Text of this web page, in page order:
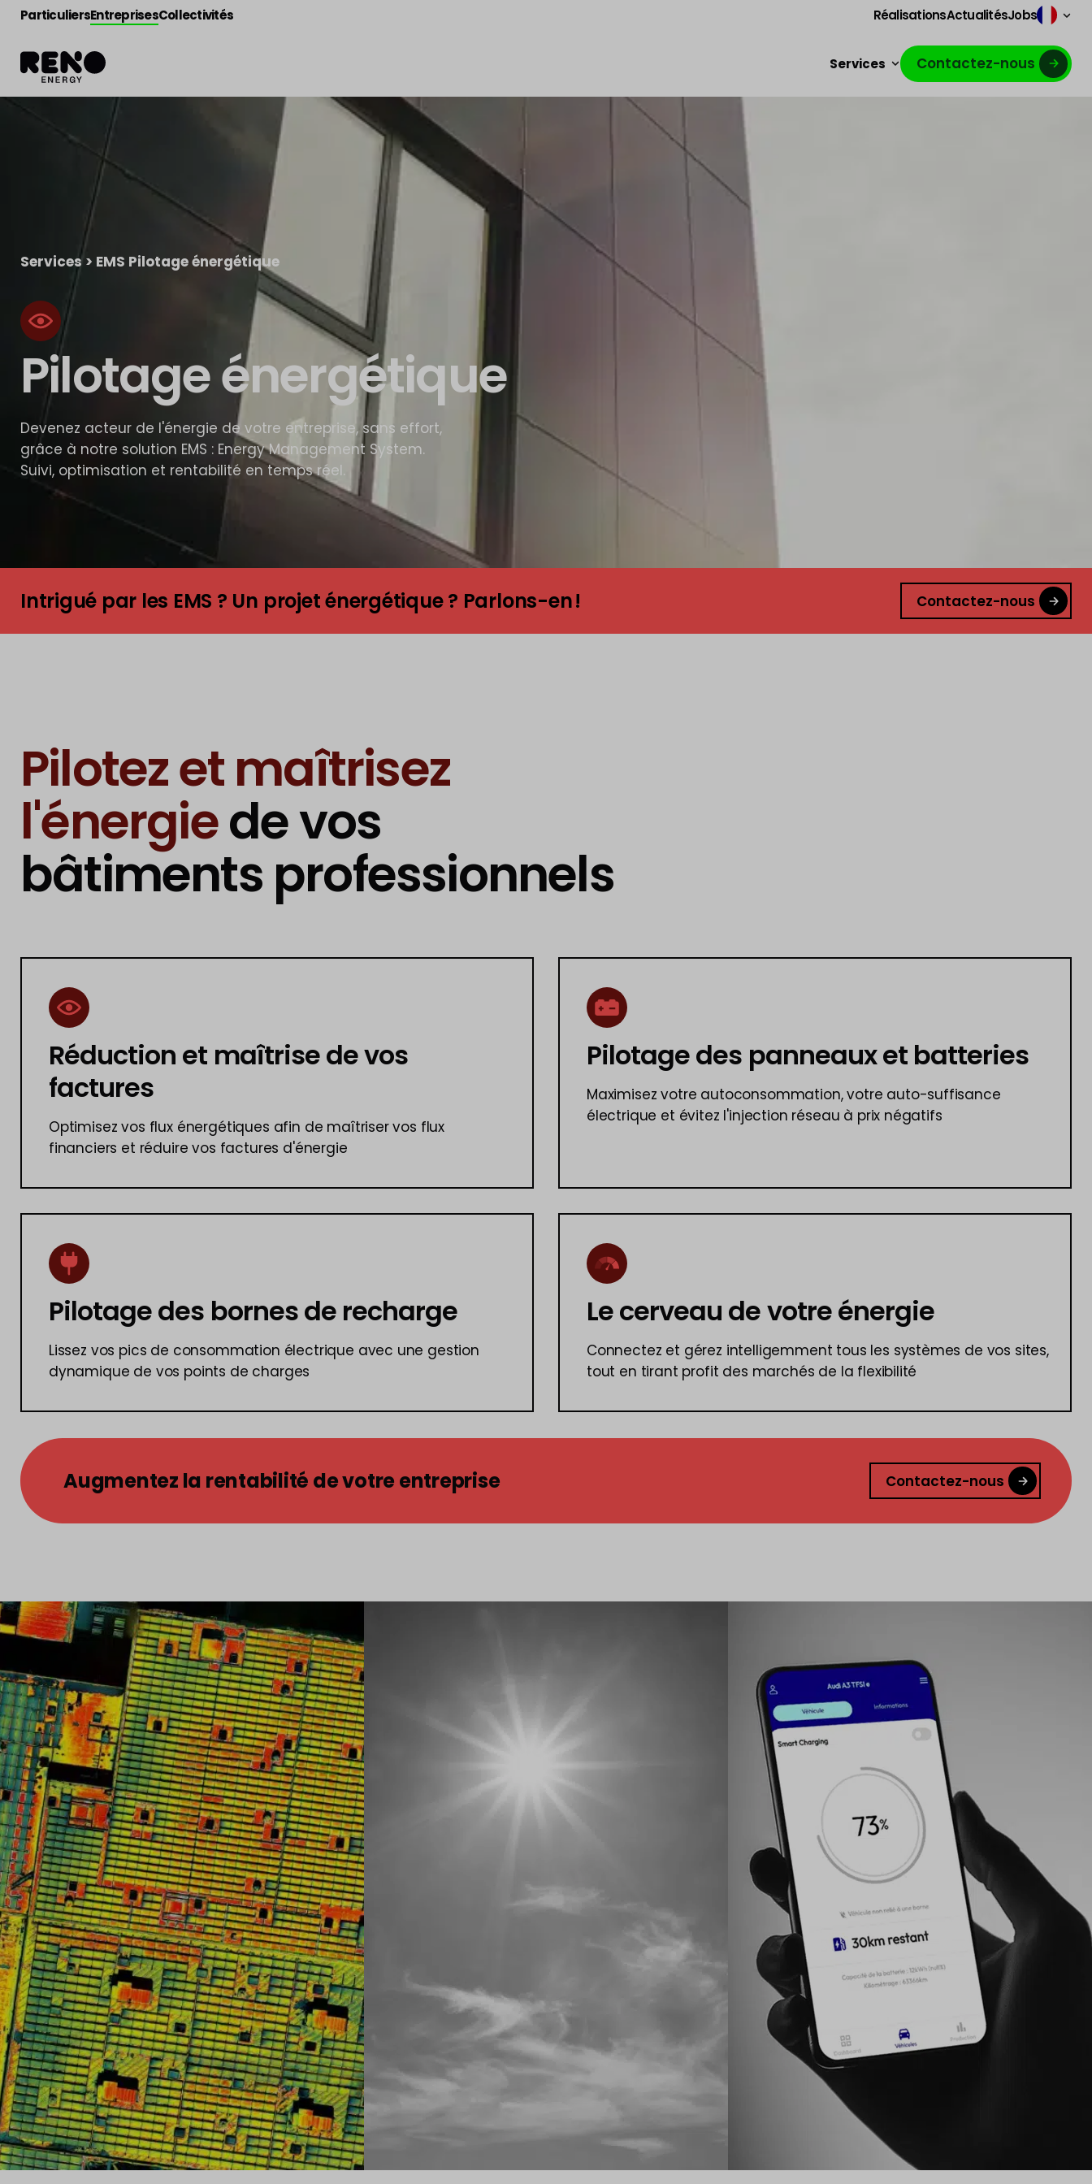
ParticuliersEntreprisesCollectivités RéalisationsActualitésJobs
Services Contactez-nous
Services > EMS Pilotage énergétique
Pilotage énergétique
Devenez acteur de l'énergie de votre entreprise, sans effort,
grâce à notre solution EMS : Energy Management System.
Suivi, optimisation et rentabilité en temps réel.
Intrigué par les EMS ? Un projet énergétique ? Parlons-en ! Contactez-nous
Pilotez et maîtrisez
l'énergiede vos
bâtiments professionnels
Réduction et maîtrise de vos
factures
Optimisez vos flux énergétiques afin de maîtriser vos flux
financiers et réduire vos factures d'énergie
Pilotage des panneaux et batteries
Maximisez votre autoconsommation, votre auto-suffisance
électrique et évitez l'injection réseau à prix négatifs
Pilotage des bornes de recharge
Lissez vos pics de consommation électrique avec une gestion
dynamique de vos points de charges
Le cerveau de votre énergie
Connectez et gérez intelligemment tous les systèmes de vos sites,
tout en tirant profit des marchés de la flexibilité
Augmentez la rentabilité de votre entreprise Contactez-nous